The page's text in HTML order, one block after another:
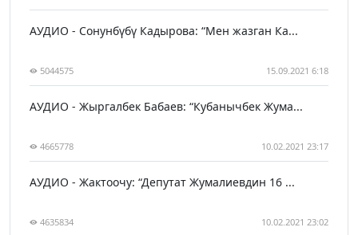
АУДИО - Сонунбүбү Кадырова: “Мен жазган Ка...
5044575 15.09.2021 6:18
АУДИО - Жыргалбек Бабаев: “Кубанычбек Жума...
4665778 10.02.2021 23:17
АУДИО - Жактоочу: “Депутат Жумалиевдин 16 ...
4635834 10.02.2021 23:02